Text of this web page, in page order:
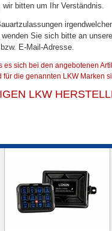
SCHWEDEN
bitten um Ihr Verständnis.
Sie sich bitte an
E-Mail-Adresse.
sich bei den angebotenen
die genannten LKW Marken
LKW